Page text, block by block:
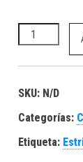
KEP Cromo
SKU: N/D
Categorías:
Etiqueta: